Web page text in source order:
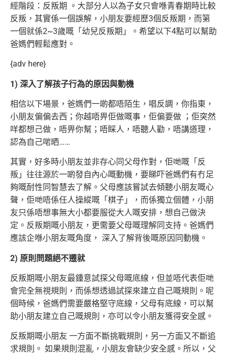
經階段：反叛期 。大部分人以為子女只會喺青春期時比較
反叛，其實係一個誤解，小朋友要經歷3個反叛期，而第
一個就係2~3歲嘅「幼兒反叛期」。希望以下4點可以幫助
爸媽們輕鬆應對。
{adv here}
1) 深入了解孩子行為的原因與動機
相信以下場景，爸媽們一啲都唔陌生，唱反調，你指東，
小朋友偏偏去西；你越唔畀佢做嘅事，佢偏要做 ；佢突然
咩都想己做，唔畀你幫 ；唔睬人，唔聽人勸，唔講道理，
認為自己啱晒……
其實，好多時小朋友並非存心同父母作對，佢哋嘅「反
叛」往往源於一啲發自內心嘅動機，要睇吓爸媽們有冇足
夠嘅耐性同智慧去了解。 父母應該嘗試去傾聽小朋友嘅心
聲，佢哋唔係任人操縱嘅「棋子」，而係獨立個體，小朋
友只係唔想事無大小都要服從大人嘅安排，想自己做決
定。 反叛期嘅小朋友，更需要父母嘅理解同支持。爸媽們
應該企喺小朋友嘅角度， 深入了解背後嘅原因同動機。
2) 原則問題絕不遷就
反叛期嘅小朋友最鍾意試探父母嘅底線，但並唔代表佢哋
會完全無視規則，而係想透過試探來建立自己嘅規則。呢
個時候，爸媽們需要嚴格堅守底線，父母有底線，可以幫
助小朋友建立自己嘅規則，亦可以令小朋友獲得安全感。
反叛期嘅小朋友 一方面不斷挑戰規則，另一方面又不斷追
求規則。 如果規則混亂，小朋友會缺少安全感。所以，父